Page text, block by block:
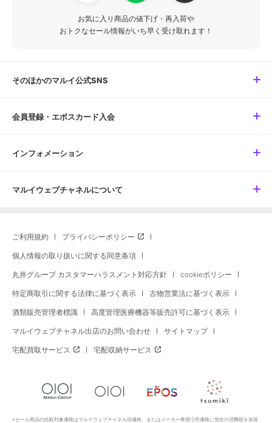
お気に入り商品の値下げ・再入荷や
おトクなセール情報がいち早く受け取れます！
そのほかのマルイ公式SNS
会員登録・エポスカード入会
インフォメーション
マルイウェブチャネルについて
ご利用規約 プライバシーポリシー
個人情報の取り扱いに関する同意条項
丸井グループ カスタマーハラスメント対応方針 cookieポリシー
特定商取引に関する法律に基づく表示 古物営業法に基づく表示
酒類販売管理者標識 高度管理医療機器等販売許可に基づく表示
マルイウェブチャネル出店のお問い合わせ サイトマップ
宅配買取サービス 宅配収納サービス
※セール商品の比較対象価格はマルイウェブチャネル旧価格、またはメーカー希望小売価格に現在の消費税を加算